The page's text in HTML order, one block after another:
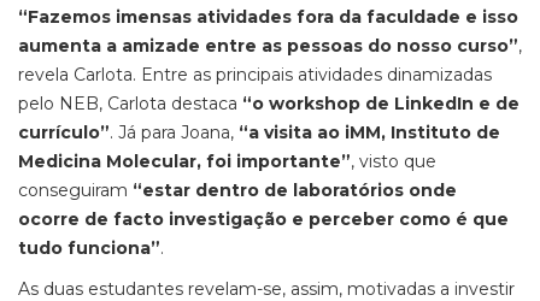
“Fazemos imensas atividades fora da faculdade e isso
aumenta a amizade entre as pessoas do nosso curso”,
revela Carlota. Entre as principais atividades dinamizadas
pelo NEB, Carlota destaca “o workshop de LinkedIn e de
currículo”. Já para Joana, “a visita ao iMM, Instituto de
Medicina Molecular, foi importante”, visto que
conseguiram “estar dentro de laboratórios onde
ocorre de facto investigação e perceber como é que
tudo funciona”.
As duas estudantes revelam-se, assim, motivadas a investir